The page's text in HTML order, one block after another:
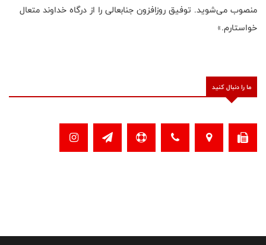
منصوب می‌شوید. توفیق روزافزون جنابعالی را از درگاه خداوند متعال
خواستارم.»
ما را دنبال کنید